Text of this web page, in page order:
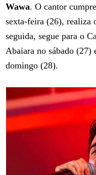
Wawa. O cantor
sexta-feira (26), realiza
seguida, segue para o
Abaiara no sábado (27)
domingo (28).